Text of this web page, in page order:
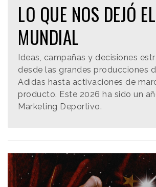
LO QUE NOS DEJÓ EL
MUNDIAL
Ideas, campañas y decisiones
desde las grandes producciones
Adidas hasta activaciones de
producto. Este 2026 ha sido un
Marketing Deportivo.